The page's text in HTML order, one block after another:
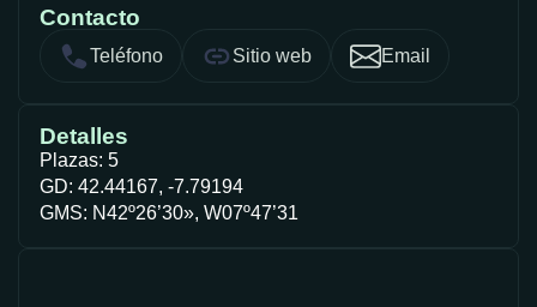
Contacto
Teléfono Sitio web Email
Detalles
Plazas: 5
GD: 42.44167, -7.79194
GMS: N42º26’30», W07º47’31